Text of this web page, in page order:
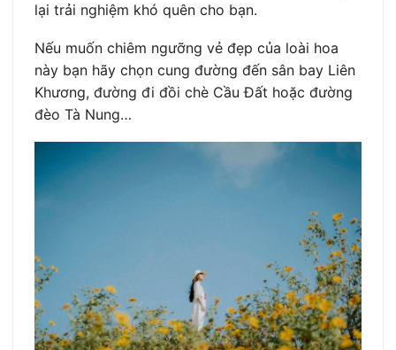
lại trải nghiệm khó quên cho bạn.
Nếu muốn chiêm ngưỡng vẻ đẹp của loài hoa
này bạn hãy chọn cung đường đến sân bay Liên
Khương, đường đi đồi chè Cầu Đất hoặc đường
đèo Tà Nung…